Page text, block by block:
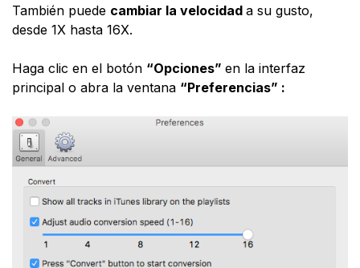
También puede cambiar la velocidad a su gusto,
desde 1X hasta 16X.
Haga clic en el botón “Opciones” en la interfaz
principal o abra la ventana “Preferencias” :